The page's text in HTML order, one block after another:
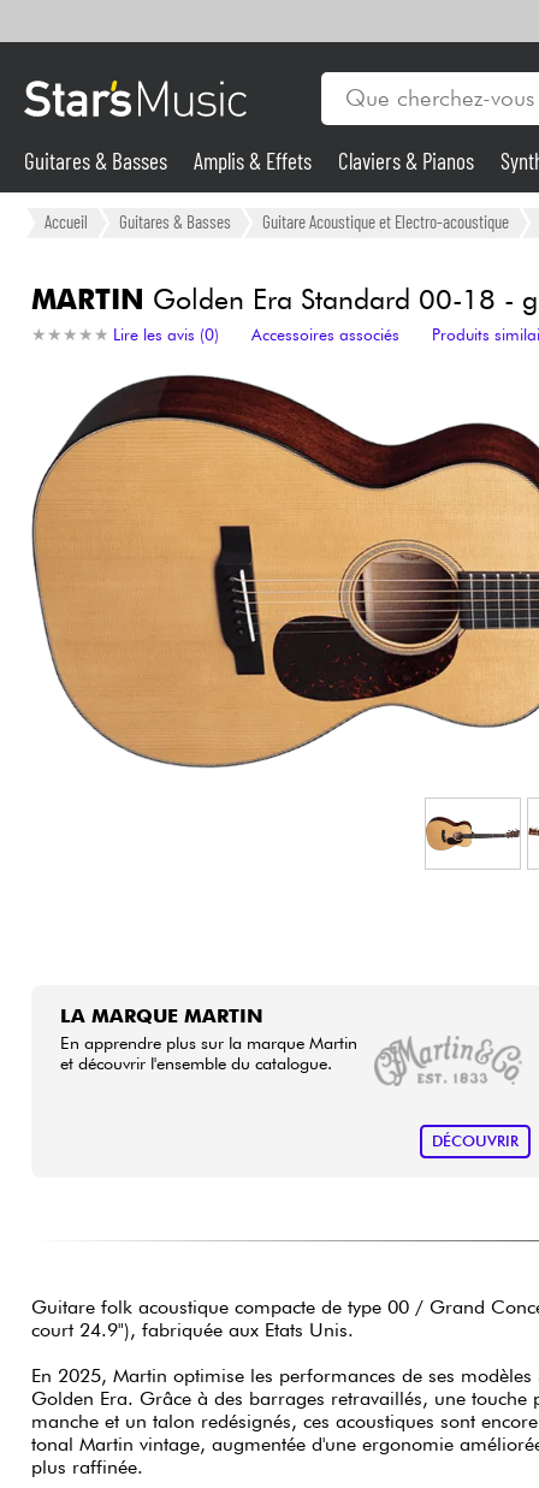
Guitares & Basses
Synthés & Sampleurs
Micros & HF
Eclairage
Guitares & Basses Amplis & Effets Claviers & Pianos
Accueil Guitares & Basses Guitare Acoustique et Electro-acoustique
MARTIN Golden Era Standard 00-18 -
★ ★ ★ ★ ★
★ ★ ★ ★ ★ Lire les avis (0) Accessoires associés Produits
LA MARQUE MARTIN
En apprendre plus sur la marque Martin
et découvrir l'ensemble du catalogue.
DÉCOUVRIR
Guitare folk acoustique compacte de type 00 / Grand
court 24.9"), fabriquée aux Etats Unis.
En 2025, Martin optimise les performances de ses
Golden Era. Grâce à des barrages retravaillés, une
manche et un talon redésignés, ces acoustiques sont
tonal Martin vintage, augmentée d'une ergonomie améliorée et d'une esthétique encore
plus raffinée.